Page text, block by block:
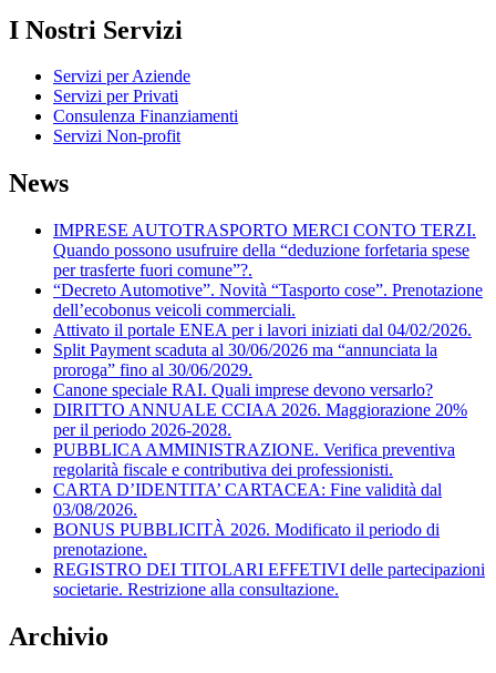
I Nostri Servizi
Servizi per Aziende
Servizi per Privati
Consulenza Finanziamenti
Servizi Non-profit
News
IMPRESE AUTOTRASPORTO MERCI CONTO TERZI.
Quando possono usufruire della “deduzione forfetaria spese
per trasferte fuori comune”?.
“Decreto Automotive”. Novità “Tasporto cose”. Prenotazione
dell’ecobonus veicoli commerciali.
Attivato il portale ENEA per i lavori iniziati dal 04/02/2026.
Split Payment scaduta al 30/06/2026 ma “annunciata la
proroga” fino al 30/06/2029.
Canone speciale RAI. Quali imprese devono versarlo?
DIRITTO ANNUALE CCIAA 2026. Maggiorazione 20%
per il periodo 2026-2028.
PUBBLICA AMMINISTRAZIONE. Verifica preventiva
regolarità fiscale e contributiva dei professionisti.
CARTA D’IDENTITA’ CARTACEA: Fine validità dal
03/08/2026.
BONUS PUBBLICITÀ 2026. Modificato il periodo di
prenotazione.
REGISTRO DEI TITOLARI EFFETIVI delle partecipazioni
societarie. Restrizione alla consultazione.
Archivio